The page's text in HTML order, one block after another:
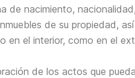
de nacimiento,
de su propiedad,
el interior, como en el
de los actos que